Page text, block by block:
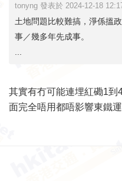
tonyng 發表於 2024-12-18
土地問題比較難搞，淨係搵
事／幾多年先成事。
其實有冇可能連埋紅磡1
面完全唔用都唔影響東鐵